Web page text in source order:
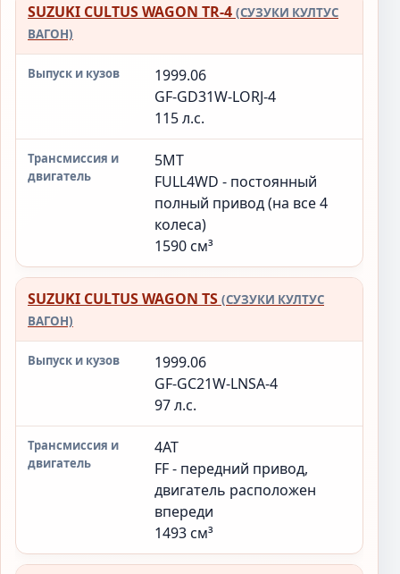
SUZUKI CULTUS WAGON TR-4 (СУЗУКИ КУЛТУС
ВАГОН)
1999.06
GF-GD31W-LORJ-4
115 л.с.
5MT
FULL4WD - постоянный
полный привод (на все 4
колеса)
1590 см³
SUZUKI CULTUS WAGON TS (СУЗУКИ КУЛТУС
ВАГОН)
1999.06
GF-GC21W-LNSA-4
97 л.с.
4AT
FF - передний привод,
двигатель расположен
впереди
1493 см³